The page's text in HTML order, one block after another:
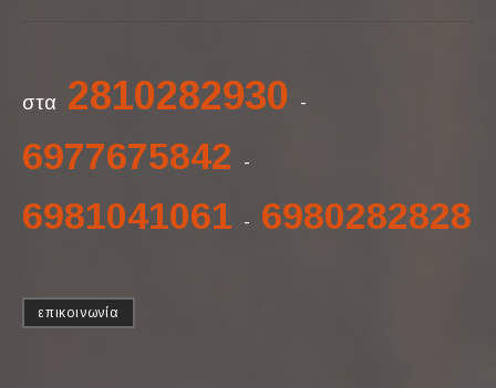
στα 2810282930 -
6977675842 -
6981041061 - 6980282828
επικοινωνία